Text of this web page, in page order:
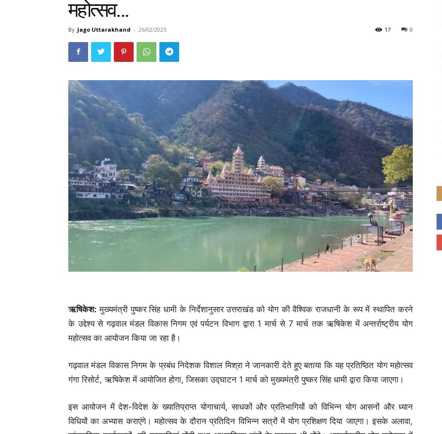
महोत्सव…
By Jago Uttarakhand - 26/02/2025 0
17
ऋषिकेश: मुख्यमंत्री पुष्कर सिंह धामी के निर्देशानुसार उत्तराखंड को योग की वैश्विक राजधानी के रूप में स्थापित करने
के उद्देश्य से गढ़वाल मंडल विकास निगम एवं पर्यटन विभाग द्वारा 1 मार्च से 7 मार्च तक ऋषिकेश में अन्तर्राष्ट्रीय योग
महोत्सव का आयोजन किया जा रहा है।
गढ़वाल मंडल विकास निगम के प्रबंध निदेशक विशाल मिश्रा ने जानकारी देते हुए बताया कि यह प्रतिष्ठित योग महोत्सव
गंगा रिसोर्ट, ऋषिकेश में आयोजित होगा, जिसका उद्घाटन 1 मार्च को मुख्यमंत्री पुष्कर सिंह धामी द्वारा किया जाएगा।
इस आयोजन में देश-विदेश के ख्यातिप्राप्त योगाचार्य, साधकों और प्रतिभागियों को विभिन्न योग आसनों और ध्यान
विधियों का अभ्यास कराएंगे। महोत्सव के दौरान प्रतिदिन विभिन्न सत्रों में योग प्रशिक्षण दिया जाएगा। इसके अलावा,